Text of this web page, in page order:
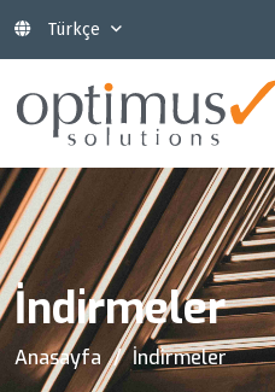
Türkçe
İndirmeler
Anasayfa İndirmeler